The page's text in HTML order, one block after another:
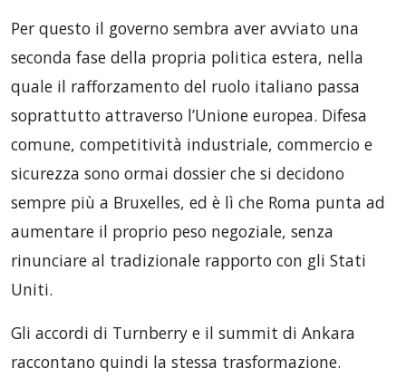
Per questo il governo sembra aver avviato una
seconda fase della propria politica estera, nella
quale il rafforzamento del ruolo italiano passa
soprattutto attraverso l’Unione europea. Difesa
comune, competitività industriale, commercio e
sicurezza sono ormai dossier che si decidono
sempre più a Bruxelles, ed è lì che Roma punta ad
aumentare il proprio peso negoziale, senza
rinunciare al tradizionale rapporto con gli Stati
Uniti.
Gli accordi di Turnberry e il summit di Ankara
raccontano quindi la stessa trasformazione.